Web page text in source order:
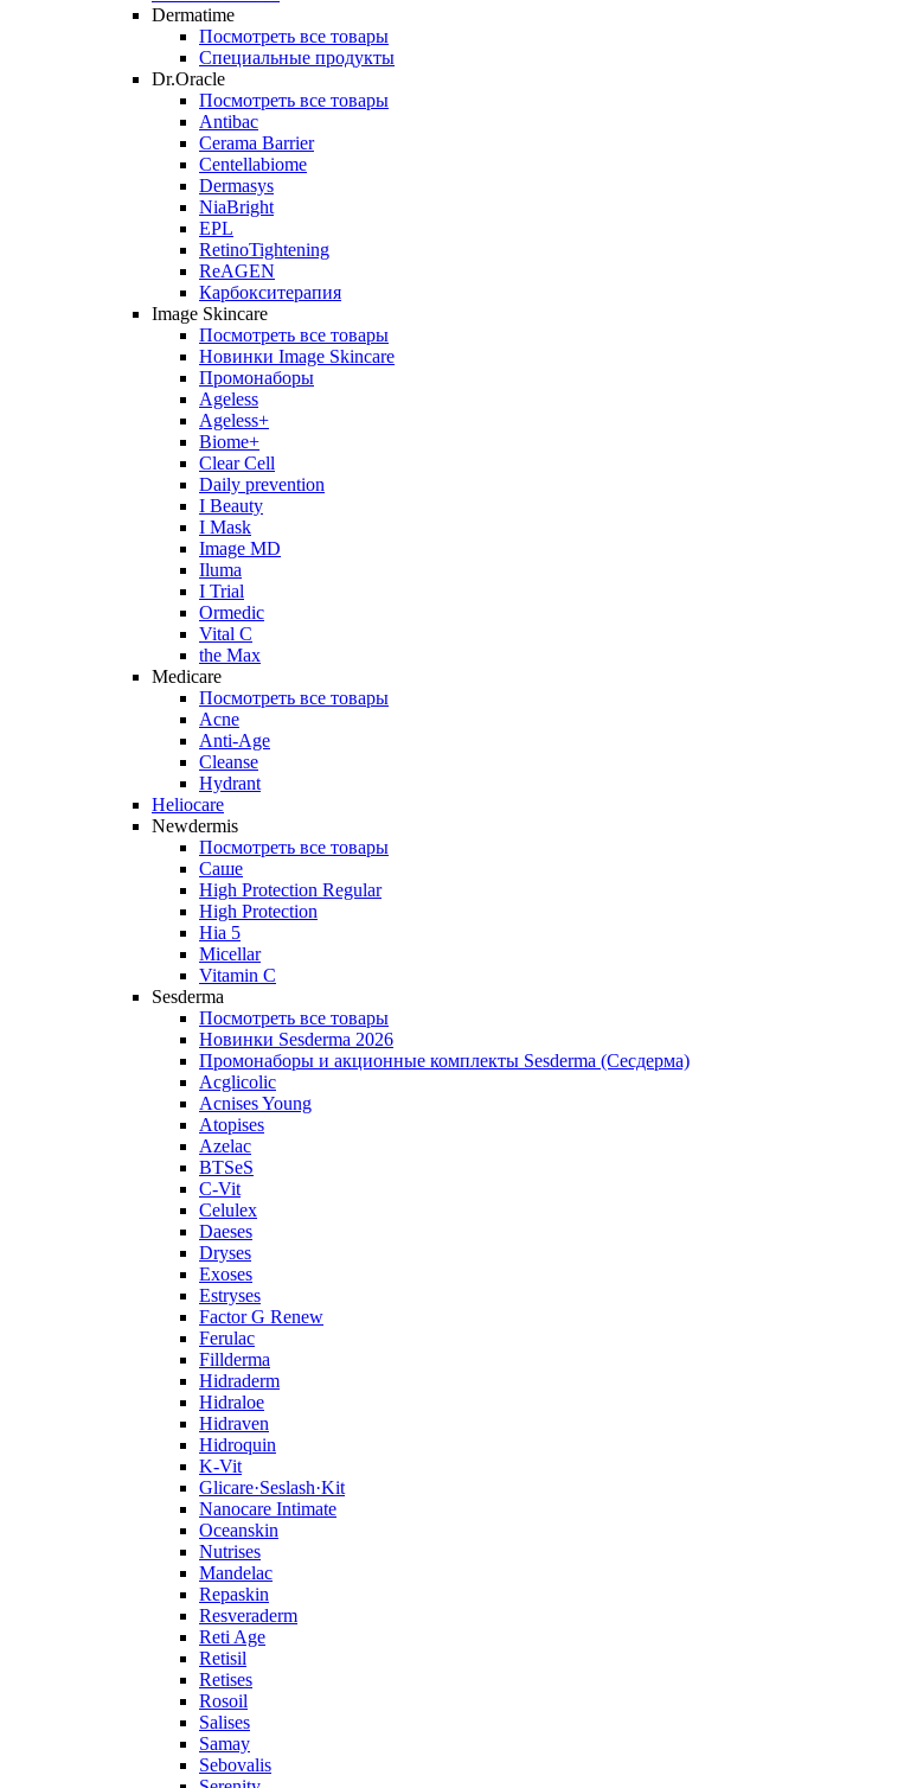
Dermatime
Посмотреть все товары
Специальные продукты
Dr.Oracle
Посмотреть все товары
Antibac
Cerama Barrier
Centellabiome
Dermasys
NiaBright
EPL
RetinoTightening
ReAGEN
Карбокситерапия
Image Skincare
Посмотреть все товары
Новинки Image Skincare
Промонаборы
Ageless
Ageless+
Biome+
Clear Cell
Daily prevention
I Beauty
I Mask
Image MD
Iluma
I Trial
Ormedic
Vital C
the Max
Medicare
Посмотреть все товары
Acne
Anti‑Age
Cleanse
Hydrant
Heliocare
Newdermis
Посмотреть все товары
Саше
High Protection Regular
High Protection
Hia 5
Micellar
Vitamin C
Sesderma
Посмотреть все товары
Новинки Sesderma 2026
Промонаборы и акционные комплекты Sesderma (Сесдерма)
Acglicolic
Acnises Young
Atopises
Azelac
BTSeS
C‑Vit
Celulex
Daeses
Dryses
Exoses
Estryses
Factor G Renew
Ferulac
Fillderma
Hidraderm
Hidraloe
Hidraven
Hidroquin
K-Vit
Glicare·Seslash·Kit
Nanocare Intimate
Oceanskin
Nutrises
Mandelac
Repaskin
Resveraderm
Reti Age
Retisil
Retises
Rosoil
Salises
Samay
Sebovalis